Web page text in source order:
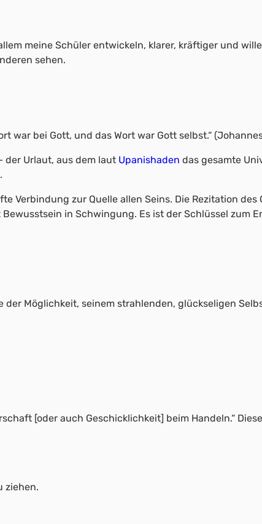
meine Schüler entwickeln, klarer, kräftiger und
sehen.
war bei Gott, und das Wort war Gott selbst.“
der Urlaut, aus dem laut Upanishaden das gesamte
Verbindung zur Quelle allen Seins. Die Rezitation
in Schwingung. Es ist der Schlüssel zum
Möglichkeit, seinem strahlenden, glückseligen
[oder auch Geschicklichkeit] beim Handeln.“
ziehen.